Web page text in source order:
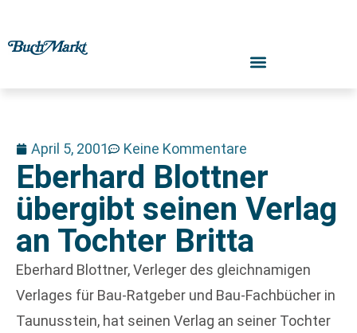
April 5, 2001 Keine Kommentare
Eberhard Blottner
übergibt seinen Verlag
an Tochter Britta
Eberhard Blottner, Verleger des gleichnamigen
Verlages für Bau-Ratgeber und Bau-Fachbücher in
Taunusstein, hat seinen Verlag an seiner Tochter